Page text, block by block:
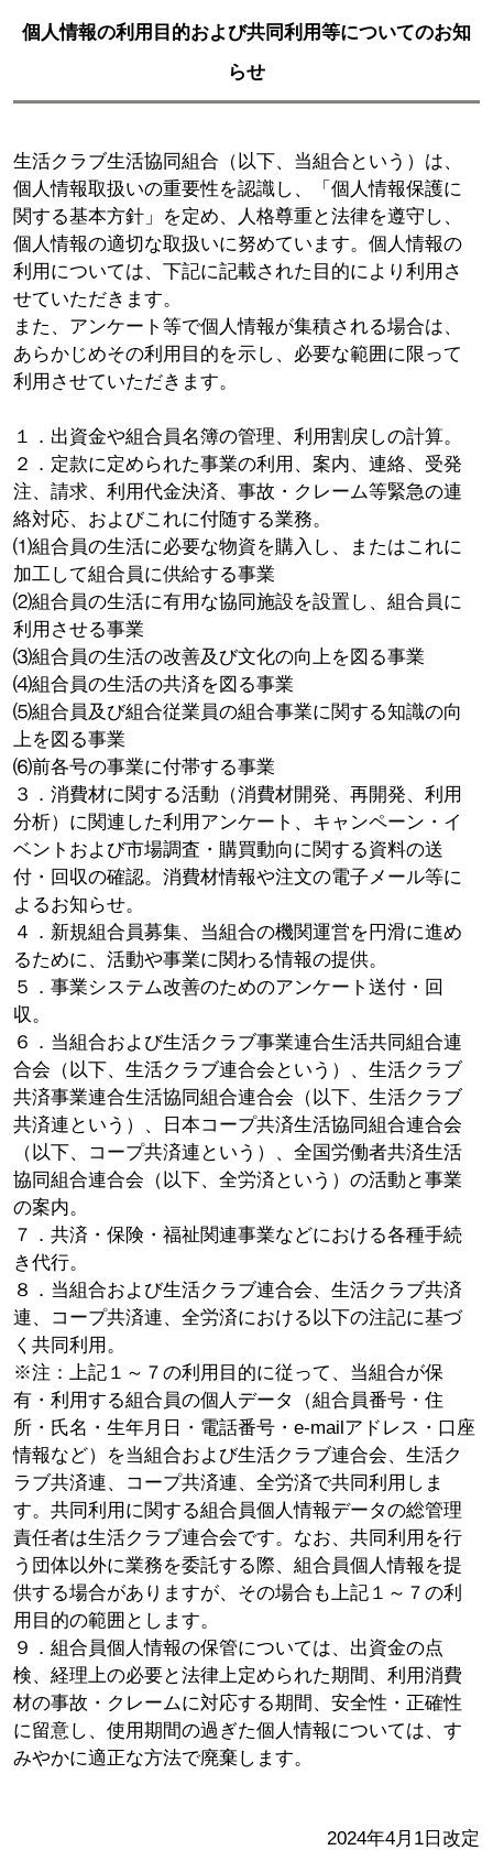
個人情報の利用目的および共同利用等についてのお知
らせ
生活クラブ生活協同組合（以下、当組合という）は、
個人情報取扱いの重要性を認識し、「個人情報保護に
関する基本方針」を定め、人格尊重と法律を遵守し、
個人情報の適切な取扱いに努めています。個人情報の
利用については、下記に記載された目的により利用さ
せていただきます。
また、アンケート等で個人情報が集積される場合は、
あらかじめその利用目的を示し、必要な範囲に限って
利用させていただきます。
１．出資金や組合員名簿の管理、利用割戻しの計算。
２．定款に定められた事業の利用、案内、連絡、受発
注、請求、利用代金決済、事故・クレーム等緊急の連
絡対応、およびこれに付随する業務。
⑴組合員の生活に必要な物資を購入し、またはこれに
加工して組合員に供給する事業
⑵組合員の生活に有用な協同施設を設置し、組合員に
利用させる事業
⑶組合員の生活の改善及び文化の向上を図る事業
⑷組合員の生活の共済を図る事業
⑸組合員及び組合従業員の組合事業に関する知識の向
上を図る事業
⑹前各号の事業に付帯する事業
３．消費材に関する活動（消費材開発、再開発、利用
分析）に関連した利用アンケート、キャンペーン・イ
ベントおよび市場調査・購買動向に関する資料の送
付・回収の確認。消費材情報や注文の電子メール等に
よるお知らせ。
４．新規組合員募集、当組合の機関運営を円滑に進め
るために、活動や事業に関わる情報の提供。
５．事業システム改善のためのアンケート送付・回
収。
６．当組合および生活クラブ事業連合生活共同組合連
合会（以下、生活クラブ連合会という）、生活クラブ
共済事業連合生活協同組合連合会（以下、生活クラブ
共済連という）、日本コープ共済生活協同組合連合会
（以下、コープ共済連という）、全国労働者共済生活
協同組合連合会（以下、全労済という）の活動と事業
の案内。
７．共済・保険・福祉関連事業などにおける各種手続
き代行。
８．当組合および生活クラブ連合会、生活クラブ共済
連、コープ共済連、全労済における以下の注記に基づ
く共同利用。
※注：上記１～７の利用目的に従って、当組合が保
有・利用する組合員の個人データ（組合員番号・住
所・氏名・生年月日・電話番号・e-mailアドレス・口座
情報など）を当組合および生活クラブ連合会、生活ク
ラブ共済連、コープ共済連、全労済で共同利用しま
す。共同利用に関する組合員個人情報データの総管理
責任者は生活クラブ連合会です。なお、共同利用を行
う団体以外に業務を委託する際、組合員個人情報を提
供する場合がありますが、その場合も上記１～７の利
用目的の範囲とします。
９．組合員個人情報の保管については、出資金の点
検、経理上の必要と法律上定められた期間、利用消費
材の事故・クレームに対応する期間、安全性・正確性
に留意し、使用期間の過ぎた個人情報については、す
みやかに適正な方法で廃棄します。
2024年4月1日改定